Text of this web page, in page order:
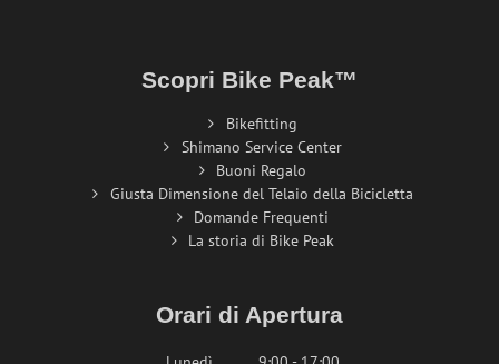
Scopri Bike Peak™
Bikefitting
Shimano Service Center
Buoni Regalo
Giusta Dimensione del Telaio della Bicicletta
Domande Frequenti
La storia di Bike Peak
Orari di Apertura